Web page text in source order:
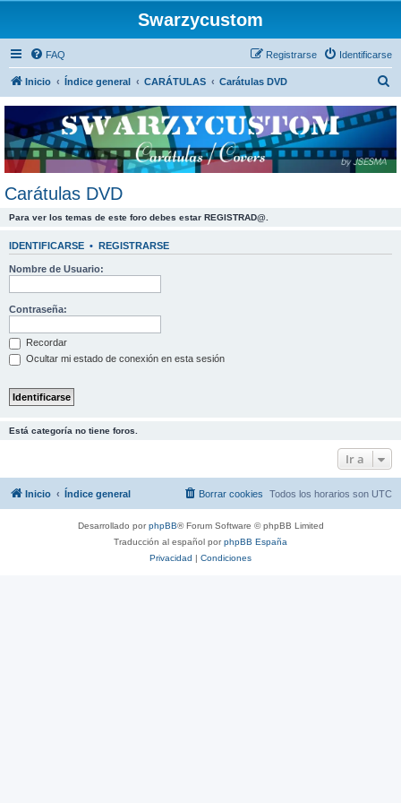
Swarzycustom
FAQ Identificarse
Registrarse
Inicio Índice general CARÁTULAS Carátulas DVD
c
Carátulas DVD
Para ver los temas de este foro debes estar REGISTRAD@.
IDENTIFICARSE • REGISTRARSE
Nombre de Usuario:
Contraseña:
Recordar
Ocultar mi estado de conexión en esta sesión
Está categoría no tiene foros.
Ir a
Inicio Índice general Todos los horarios son UTC
Borrar cookies
Desarrollado porphpBB® Forum Software © phpBB Limited
Traducción al español porphpBB España
Privacidad | Condiciones